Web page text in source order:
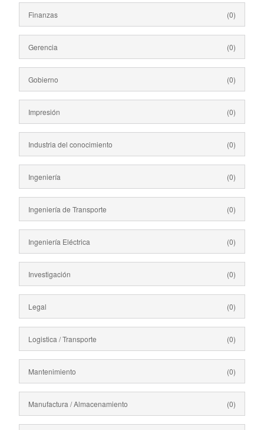
Finanzas (0)
Gerencia (0)
Gobierno (0)
Impresión (0)
Industria del conocimiento (0)
Ingeniería (0)
Ingeniería de Transporte (0)
Ingeniería Eléctrica (0)
Investigación (0)
Legal (0)
Logistica / Transporte (0)
Mantenimiento (0)
Manufactura / Almacenamiento (0)